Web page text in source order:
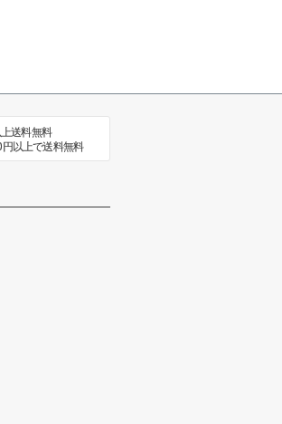
送料無料
以上で送料無料